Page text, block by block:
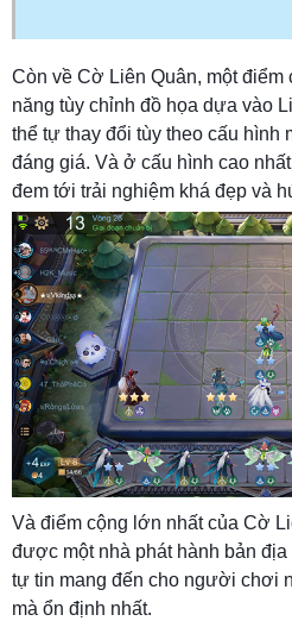
Còn về Cờ Liên Quân, một điểm
năng tùy chỉnh đồ họa dựa vào
thể tự thay đổi tùy theo cấu hình
đáng giá. Và ở cấu hình cao
đem tới trải nghiệm khá đẹp và
Và điểm cộng lớn nhất của Cờ
được một nhà phát hành bản
tự tin mang đến cho người chơi
mà ổn định nhất.